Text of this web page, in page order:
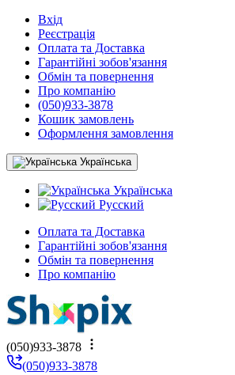
Вхід
Реєстрація
Оплата та Доставка
Гарантійні зобов'язання
Обмін та повернення
Про компанію
(050)933-3878
Кошик замовлень
Оформлення замовлення
Українська
Українська
Русский
Оплата та Доставка
Гарантійні зобов'язання
Обмін та повернення
Про компанію
(050)933-3878
(050)933-3878